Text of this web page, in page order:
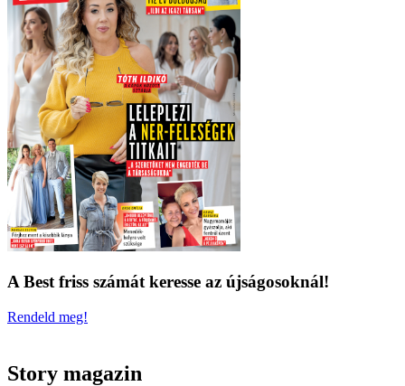
A Best friss számát keresse az újságosoknál!
Rendeld meg!
Story magazin